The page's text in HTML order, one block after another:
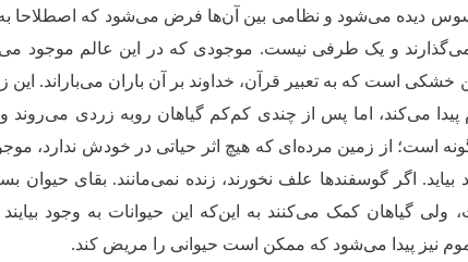
دیده می‌شود و نظامی بین آن‌ها فرض می‌شود که اصطلاحا به
می‌گذارند و یک طرفی نیست. موجودی که در این عالم موجود
خشکی است که به تعبیر قرآن، خداوند بر آن باران می‌باراند.
پیدا می‌کند، اما پس از چندی کم‌کم گیاهان روبه زردی
است؛ از زمین مرده‌ای که هیچ اثر حیاتی در خودش ندارد،
بیاید. اگر گوسفندها علف نخورند، زنده نمی‌مانند. بقای حیوان
ولی گیاهان کمک می‌کنند به این‌که این حیوانات به وجود بیایند
نیز پیدا می‌شود که ممکن است حیوانی را مریض کند.